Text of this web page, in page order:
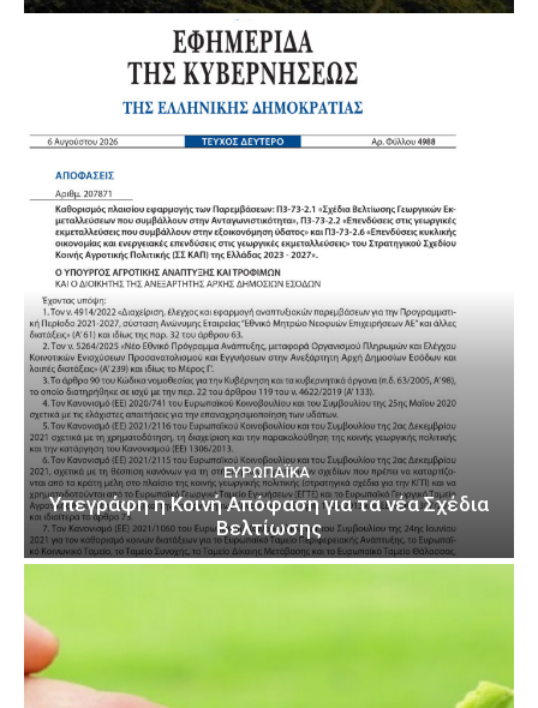
ΕΥΡΩΠΑΪΚΆ
Υπεγράφη η Κοινή Απόφαση για τα νέα Σχέδια
Βελτίωσης